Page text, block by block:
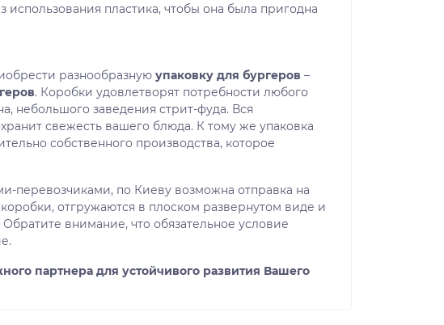
использования пластика, чтобы она была пригодна
разнообразную упаковку для бургеров –
. Коробки удовлетворят потребности любого
небольшого заведения стрит-фуда. Вся
свежесть вашего блюда. К тому же упаковка
собственного производства, которое
перевозчиками, по Киеву возможна отправка на
отгружаются в плоском развернутом виде и
внимание, что обязательное условие
партнера для устойчивого развития Вашего